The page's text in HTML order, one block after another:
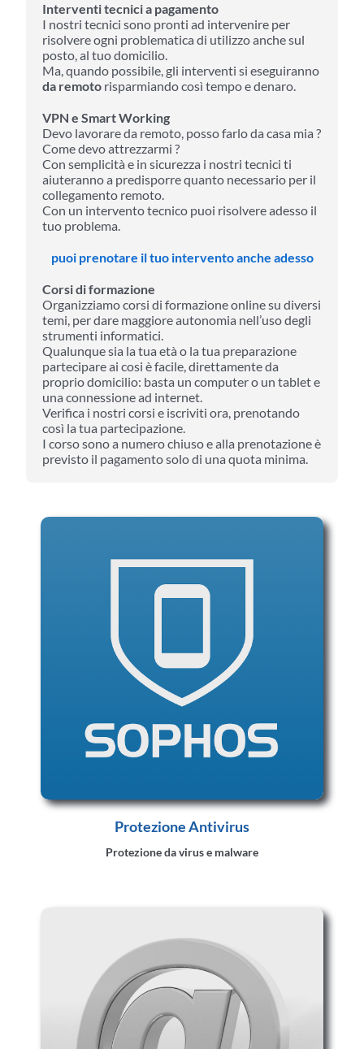
Interventi tecnici a pagamento
I nostri tecnici sono pronti ad intervenire per
risolvere ogni problematica di utilizzo anche sul
posto, al tuo domicilio.
Ma, quando possibile, gli interventi si eseguiranno
da remoto risparmiando così tempo e denaro.
VPN e Smart Working
Devo lavorare da remoto, posso farlo da casa mia ?
Come devo attrezzarmi ?
Con semplicità e in sicurezza i nostri tecnici ti
aiuteranno a predisporre quanto necessario per il
collegamento remoto.
Con un intervento tecnico puoi risolvere adesso il
tuo problema.
puoi prenotare il tuo intervento anche adesso
Corsi di formazione
Organizziamo corsi di formazione online su diversi
temi, per dare maggiore autonomia nell’uso degli
strumenti informatici.
Qualunque sia la tua età o la tua preparazione
partecipare ai cosi è facile, direttamente da
proprio domicilio: basta un computer o un tablet e
una connessione ad internet.
Verifica i nostri corsi e iscriviti ora, prenotando
così la tua partecipazione.
I corso sono a numero chiuso e alla prenotazione è
previsto il pagamento solo di una quota minima.
Protezione Antivirus
Protezione da virus e malware